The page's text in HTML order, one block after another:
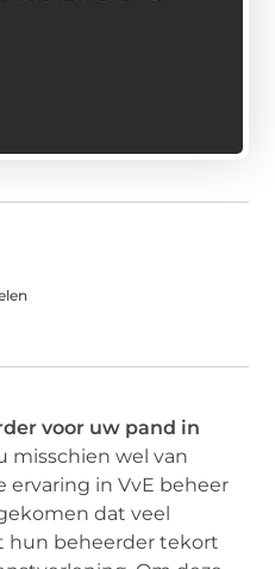
voor uw pand in
misschien wel van
ervaring in VvE beheer
dat veel
hun beheerder tekort